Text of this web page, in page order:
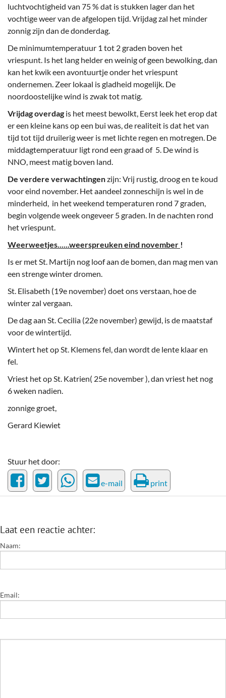
luchtvochtigheid van 75 % dat is stukken lager dan het
vochtige weer van de afgelopen tijd. Vrijdag zal het minder
zonnig zijn dan de donderdag.
De minimumtemperatuur 1 tot 2 graden boven het
vriespunt. Is het lang helder en weinig of geen bewolking, dan
kan het kwik een avontuurtje onder het vriespunt
ondernemen. Zeer lokaal is gladheid mogelijk. De
noordoostelijke wind is zwak tot matig.
Vrijdag overdag is het meest bewolkt, Eerst leek het erop dat
er een kleine kans op een bui was, de realiteit is dat het van
tijd tot tijd druilerig weer is met lichte regen en motregen. De
middagtemperatuur ligt rond een graad of 5. De wind is
NNO, meest matig boven land.
De verdere verwachtingenzijn: Vrij rustig, droog en te koud
voor eind november. Het aandeel zonneschijn is wel in de
minderheid, in het weekend temperaturen rond 7 graden,
begin volgende week ongeveer 5 graden. In de nachten rond
het vriespunt.
Weerweetjes......weerspreuken eind november !
Is er met St. Martijn nog loof aan de bomen, dan mag men van
een strenge winter dromen.
St. Elisabeth (19e november) doet ons verstaan, hoe de
winter zal vergaan.
De dag aan St. Cecilia (22e november) gewijd, is de maatstaf
voor de wintertijd.
Wintert het op St. Klemens fel, dan wordt de lente klaar en
fel.
Vriest het op St. Katrien( 25e november ), dan vriest het nog
6 weken nadien.
zonnige groet,
Gerard Kiewiet
Stuur het door:
e-mail print
Laat een reactie achter:
Naam:
Email: